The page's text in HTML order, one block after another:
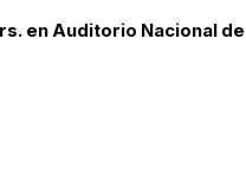
en Auditorio Nacional